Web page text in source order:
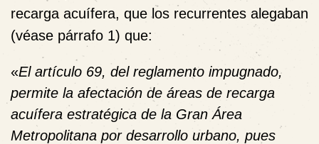
recarga acuífera, que los recurrentes alegaban
(véase párrafo 1) que:
«El artículo 69, del reglamento impugnado,
permite la afectación de áreas de recarga
acuífera estratégica de la Gran Área
Metropolitana por desarrollo urbano, pues